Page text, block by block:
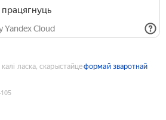
працягнуць
Yandex Cloud
ласка, скарыстайцеформай зваротнай